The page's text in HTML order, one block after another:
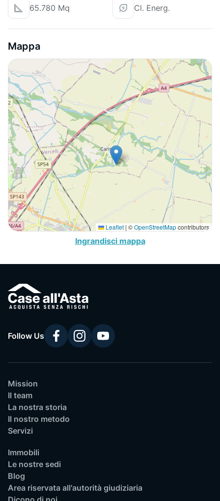
65.780 Mq Cl. Energ.
Mappa
Leaflet | ©OpenStreetMapcontributors
Ingrandisci mappa
Follow Us
Mission
Il team
La nostra storia
Il nostro metodo
Servizi
Immobili
Le nostre sedi
Blog
Area riservata all'autorità giudiziaria